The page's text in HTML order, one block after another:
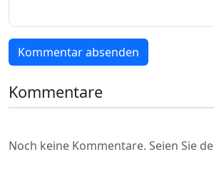
Kommentar absenden
Kommentare
Noch keine Kommentare. Seien Sie